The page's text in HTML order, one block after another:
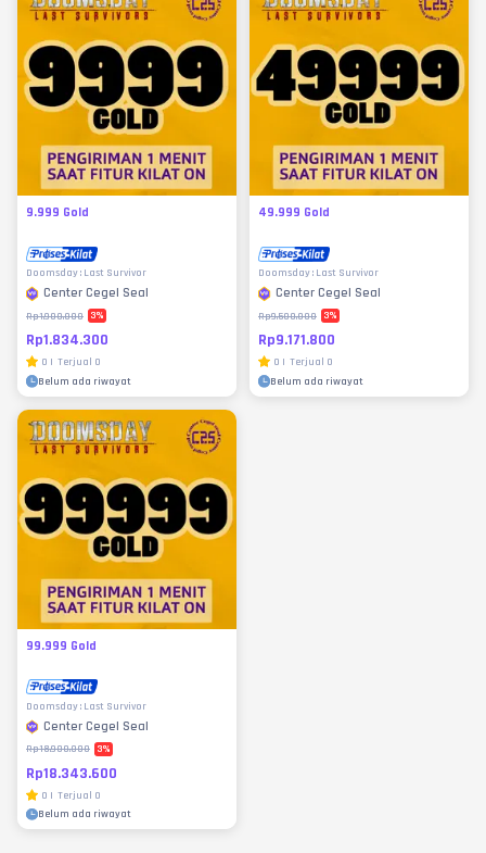
9.999 Gold
Doomsday : Last Survivor
Center Cegel Seal
Rp1.900.000 3%
Rp1.834.300
0 | Terjual 0
Belum ada riwayat
49.999 Gold
Doomsday : Last Survivor
Center Cegel Seal
Rp9.500.000 3%
Rp9.171.800
0 | Terjual 0
Belum ada riwayat
99.999 Gold
Doomsday : Last Survivor
Center Cegel Seal
Rp18.900.000 3%
Rp18.343.600
0 | Terjual 0
Belum ada riwayat